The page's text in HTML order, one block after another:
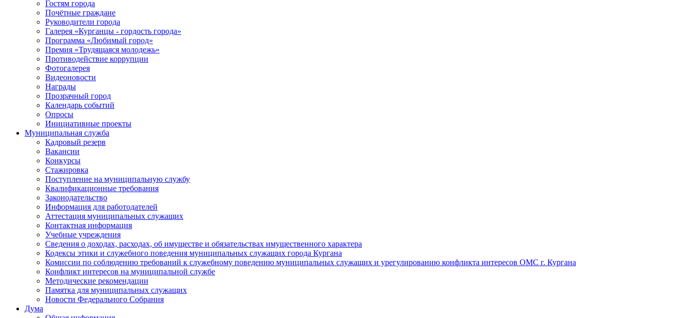
Гостям города
Почётные граждане
Руководители города
Галерея «Курганцы - гордость города»
Программа «Любимый город»
Премия «Трудящаяся молодежь»
Противодействие коррупции
Фотогалерея
Видеоновости
Награды
Прозрачный город
Календарь событий
Опросы
Инициативные проекты
Муниципальная служба
Кадровый резерв
Вакансии
Конкурсы
Стажировка
Поступление на муниципальную службу
Квалификационные требования
Законодательство
Информация для работодателей
Аттестация муниципальных служащих
Контактная информация
Учебные учреждения
Сведения о доходах, расходах, об имуществе и обязательствах имущественного характера
Кодексы этики и служебного поведения муниципальных служащих города Кургана
Комиссии по соблюдению требований к служебному поведению муниципальных служащих и урегулированию конфликта интересов ОМС г. Кургана
Конфликт интересов на муниципальной службе
Методические рекомендации
Памятка для муниципальных служащих
Новости Федерального Cобрания
Дума